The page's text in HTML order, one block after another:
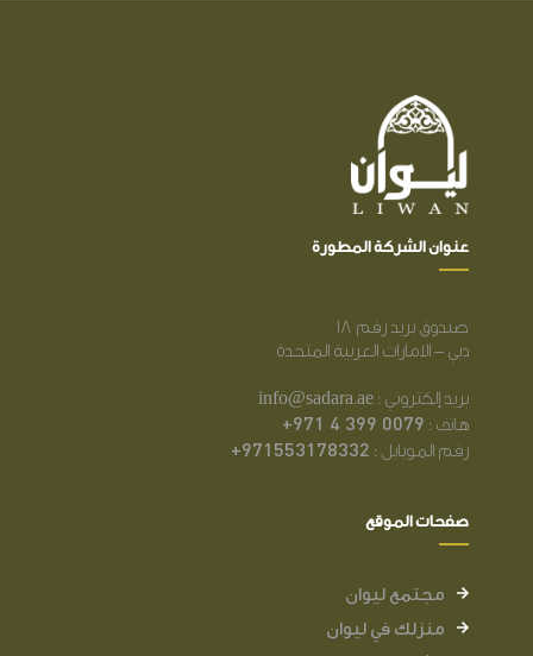
عنوان الشركة المطورة
صندوق بريد رقم 18
دبي – الامارات العربية المتحدة
بريد إلكتروني : info@sadara.ae
هاتف : +971 4 399 0079
رقم الموبايل : +971553178332
صفحات الموقع
مجتمع ليوان
منزلك في ليوان